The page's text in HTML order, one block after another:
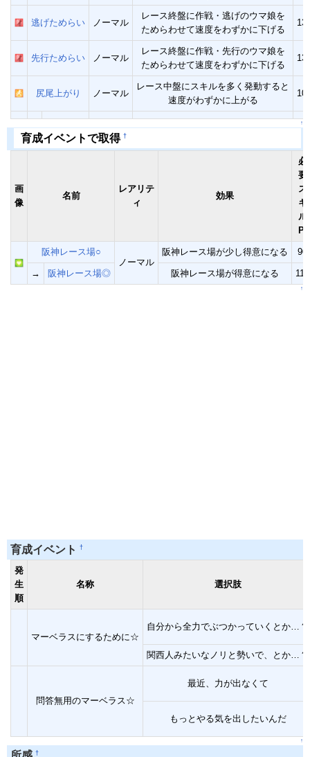
逃げためらい ノーマル
レース終盤に作戦・逃げのウマ娘を
ためらわせて速度をわずかに下げる
先行ためらい ノーマル
レース終盤に作戦・先行のウマ娘を
ためらわせて速度をわずかに下げる
尻尾上がり ノーマル
レース中盤にスキルを多く発動すると
速度がわずかに上がる
↑
育成イベントで取得 †
画
像
名前
レアリテ
ィ
効果
必
要
ス
キ
ル
Pt
阪神レース場○
ノーマル
阪神レース場が少し得意になる 90
→ 阪神レース場◎ 阪神レース場が得意になる 110
↑
育成イベント †
発
生
順
名称 選択肢
マーベラスにするために☆
自分から全力でぶつかっていくとか…？
関西人みたいなノリと勢いで、とか…？
問答無用のマーベラス☆
最近、力が出なくて
もっとやる気を出したいんだ
↑
†